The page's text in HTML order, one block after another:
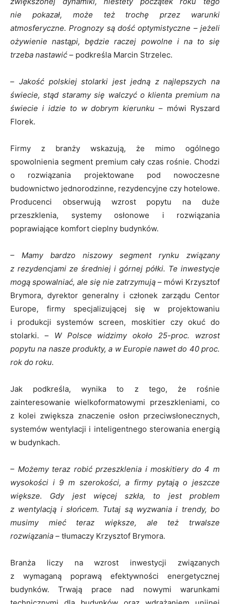
nie pokazał, może też trochę przez warunki
atmosferyczne. Prognozy są dość optymistyczne – jeżeli
ożywienie nastąpi, będzie raczej powolne i na to się
trzeba nastawić – podkreśla Marcin Strzelec.
– Jakość polskiej stolarki jest jedną z najlepszych na
świecie, stąd staramy się walczyć o klienta premium na
świecie i idzie to w dobrym kierunku– mówi Ryszard
Florek.
Firmy z branży wskazują, że mimo ogólnego
spowolnienia segment premium cały czas rośnie. Chodzi
o rozwiązania projektowane pod nowoczesne
budownictwo jednorodzinne, rezydencyjne czy hotelowe.
Producenci obserwują wzrost popytu na duże
przeszklenia, systemy osłonowe i rozwiązania
poprawiające komfort cieplny budynków.
– Mamy bardzo niszowy segment rynku związany
z rezydencjami ze średniej i górnej półki. Te inwestycje
mogą spowalniać, ale się nie zatrzymują – mówi Krzysztof
Brymora, dyrektor generalny i członek zarządu Centor
Europe, firmy specjalizującej się w projektowaniu
i produkcji systemów screen, moskitier czy okuć do
stolarki. – W Polsce widzimy około 25-proc. wzrost
popytu na nasze produkty, a w Europie nawet do 40 proc.
rok do roku.
Jak podkreśla, wynika to z tego, że rośnie
zainteresowanie wielkoformatowymi przeszkleniami, co
z kolei zwiększa znaczenie osłon przeciwsłonecznych,
systemów wentylacji i inteligentnego sterowania energią
w budynkach.
– Możemy teraz robić przeszklenia i moskitiery do 4 m
wysokości i 9 m szerokości, a firmy pytają o jeszcze
większe. Gdy jest więcej szkła, to jest problem
z wentylacją i słońcem. Tutaj są wyzwania i trendy, bo
musimy mieć teraz większe, ale też trwalsze
rozwiązania – tłumaczy Krzysztof Brymora.
Branża liczy na wzrost inwestycji związanych
z wymaganą poprawą efektywności energetycznej
budynków. Trwają prace nad nowymi warunkami